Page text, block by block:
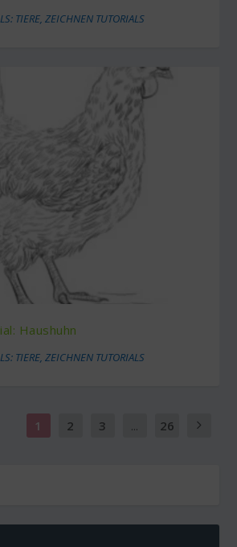
TIERE,ZEICHNEN TUTORIALS
Haushuhn
TIERE,ZEICHNEN TUTORIALS
1 2 3 ... 26